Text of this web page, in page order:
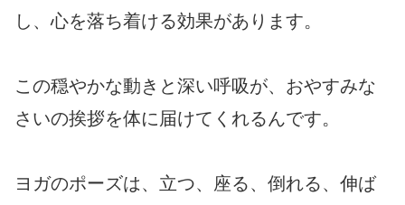
し、心を落ち着ける効果があります。
この穏やかな動きと深い呼吸が、おやすみな
さいの挨拶を体に届けてくれるんです。
ヨガのポーズは、立つ、座る、倒れる、伸ば